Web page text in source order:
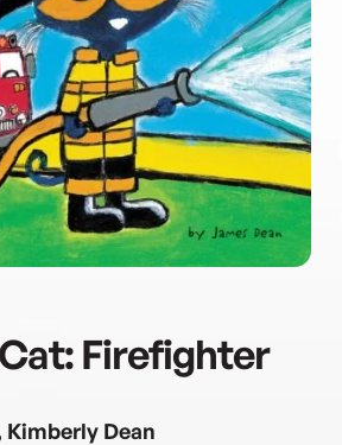
Firefighter
Kimberly Dean